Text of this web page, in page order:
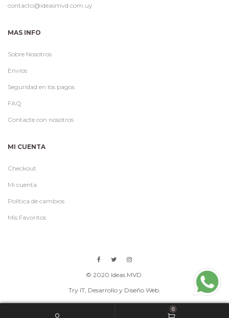
contacto@ideasmvd.com.uy
MAS INFO
Sobre Nosotros
Envíos
Seguridad en los pagos
FAQ
Contacte con nosotros
MI CUENTA
Checkout
Mi cuenta
Política de cambios
Mis Favoritos
© 2020 Ideas MVD.
Try IT, Desarrollo y Diseño Web.
0